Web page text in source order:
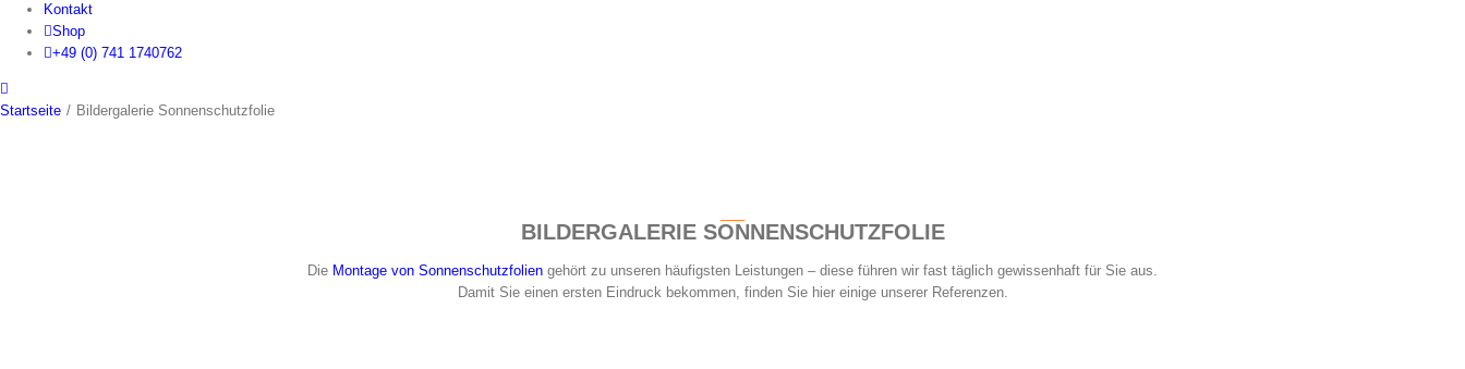
Kontakt
Shop
+49 (0) 741 1740762
Startseite / Bildergalerie Sonnenschutzfolie
BILDERGALERIE SONNENSCHUTZ­FOLIE
Die Montage von Sonnenschutzfolien gehört zu unseren häufigsten Leistungen – diese führen wir fast täglich gewissenhaft für Sie aus.
Damit Sie einen ersten Eindruck bekommen, finden Sie hier einige unserer Referenzen.